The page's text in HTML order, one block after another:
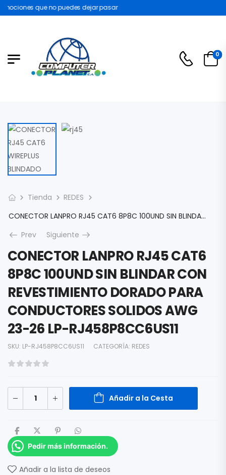
que no puedes dejar pasar
0
Tienda
REDES
CONECTOR LANPRO RJ45 CAT6 8P8C 100UND SIN BLINDAR CON REVESTIMIENTO DORADO PARA CONDUCTORES SOLIDOS AWG 23-26 LP-RJ458P8CC6US11
Prev
Siguiente
CONECTOR LANPRO RJ45 CAT6
8P8C 100UND SIN BLINDAR CON
REVESTIMIENTO DORADO PARA
CONDUCTORES SOLIDOS AWG
23-26 LP-RJ458P8CC6US11
SKU: LP-RJ458P8CC6US11 CATEGORÍA: REDES
Añadir a la Cesta
Pedir más información.
Añadir a la lista de deseos